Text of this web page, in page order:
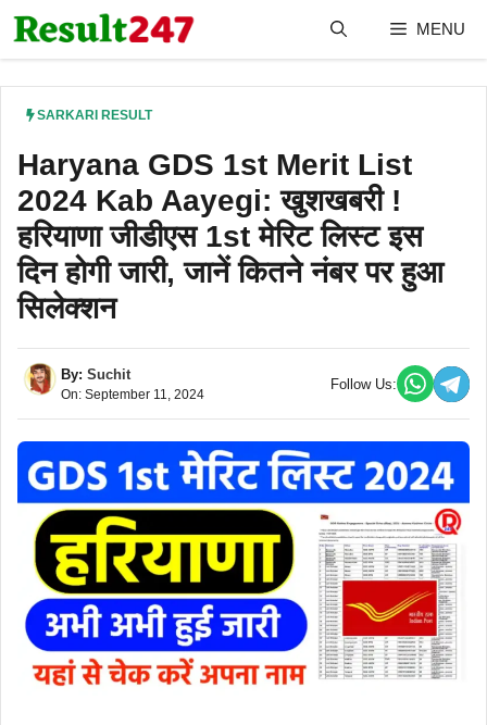
Skip
to
MENU
SARKARI RESULT
Haryana GDS 1st Merit List
2024 Kab Aayegi: खुशखबरी !
हरियाणा जीडीएस 1st मेरिट लिस्ट इस
दिन होगी जारी, जानें कितने नंबर पर हुआ
सिलेक्शन
By: Suchit
On: September 11, 2024
Follow Us: